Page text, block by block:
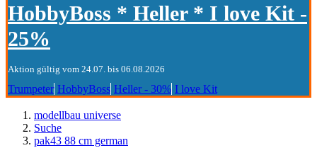
HobbyBoss * Heller * I love Kit -
25%
Aktion gültig vom 24.07. bis 06.08.2026
Trumpeter HobbyBoss Heller - 30% I love Kit
modellbau universe
Suche
pak43 88 cm german